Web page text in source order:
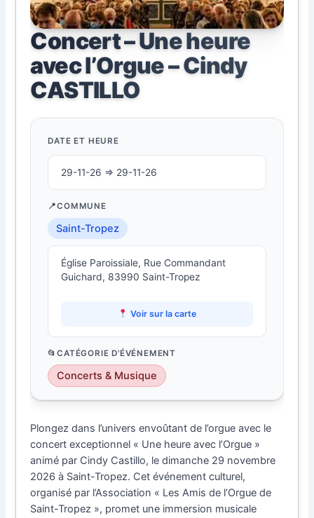
Concert – Une heure
avec l’Orgue – Cindy
CASTILLO
DATE ET HEURE
29-11-26 ⇒ 29-11-26
COMMUNE
Saint-Tropez
Église Paroissiale, Rue Commandant
Guichard, 83990 Saint-Tropez
Voir sur la carte
CATÉGORIE D'ÉVÉNEMENT
Concerts & Musique
Plongez dans l’univers envoûtant de l’orgue avec le
concert exceptionnel « Une heure avec l’Orgue »
animé par Cindy Castillo, le dimanche 29 novembre
2026 à Saint-Tropez. Cet événement culturel,
organisé par l’Association « Les Amis de l’Orgue de
Saint-Tropez », promet une immersion musicale